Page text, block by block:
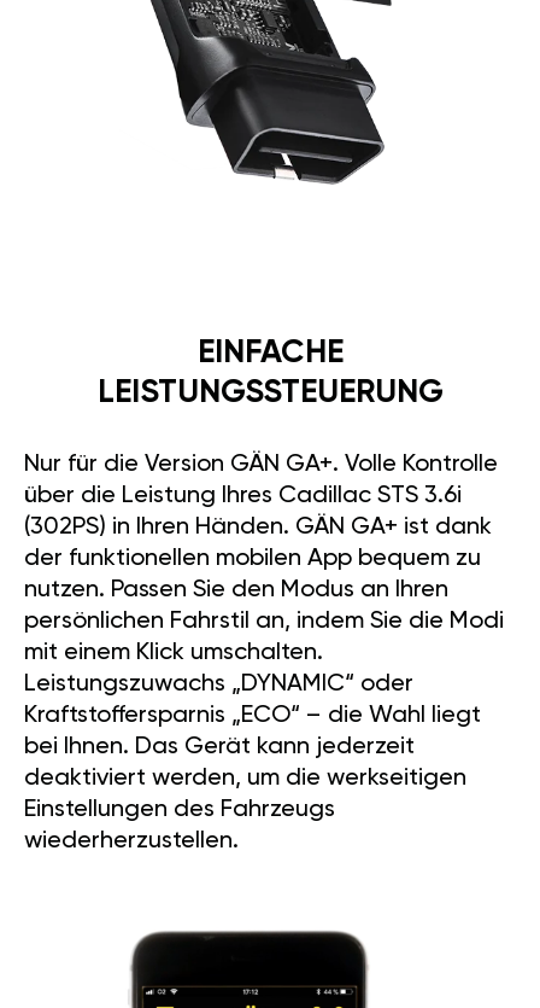
EINFACHE
LEISTUNGSSTEUERUNG
Nur für die Version GÄN GA+. Volle Kontrolle
über die Leistung Ihres Cadillac STS 3.6i
(302PS) in Ihren Händen. GÄN GA+ ist dank
der funktionellen mobilen App bequem zu
nutzen. Passen Sie den Modus an Ihren
persönlichen Fahrstil an, indem Sie die Modi
mit einem Klick umschalten.
Leistungszuwachs „DYNAMIC“ oder
Kraftstoffersparnis „ECO“ – die Wahl liegt
bei Ihnen. Das Gerät kann jederzeit
deaktiviert werden, um die werkseitigen
Einstellungen des Fahrzeugs
wiederherzustellen.